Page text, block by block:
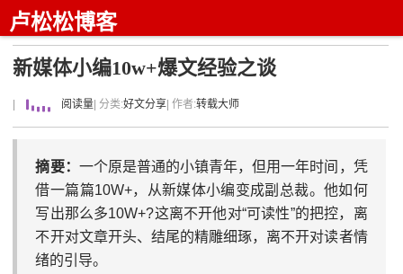
卢松松博客
新媒体小编10w+爆文经验之谈
阅读量 | 分类:好文分享 | 作者:转载大师
摘要： 一个原是普通的小镇青年，但用一年时间，凭
借一篇篇10W+，从新媒体小编变成副总裁。他如何
写出那么多10W+?这离不开他对“可读性”的把控，离
不开对文章开头、结尾的精雕细琢，离不开对读者情
绪的引导。